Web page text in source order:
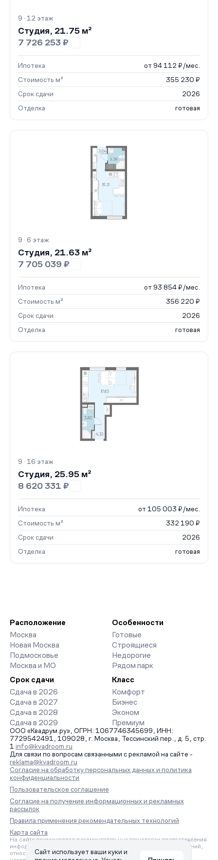
9 · 12 этаж
Студия, 21.75 м²
7 726 253 ₽
Ипотека
от 94 112 ₽/мес.
Стоимость м²
355 230 ₽
Срок сдачи
2026
Отделка
готовая
9 · 6 этаж
Студия, 21.63 м²
7 705 039 ₽
Ипотека
от 93 854 ₽/мес.
Стоимость м²
356 220 ₽
Срок сдачи
2026
Отделка
готовая
9 · 16 этаж
Студия, 25.95 м²
8 620 331 ₽
Ипотека
от 105 003 ₽/мес.
Стоимость м²
332 190 ₽
Срок сдачи
2026
Отделка
готовая
Расположение
Москва
Новая Москва
Подмосковье
Москва и МО
Особенности
Готовые
Строящиеся
Недорогие
Рядом парк
Срок сдачи
Сдача в 2026
Сдача в 2027
Сдача в 2028
Сдача в 2029
Класс
Комфорт
Бизнес
Эконом
Премиум
ООО «Квадрум.ру», ОГРН: 1067746345699, ИНН:
7729542491, 109028, г. Москва, Тессинский пер., д. 5, стр.
1 info@kvadroom.ru
Для связи по вопросам связанными с рекламой на сайте -
reklama@kvadroom.ru
Согласие на обработку персональных данных и политика
конфиденциальности
Пользовательское соглашение
Согласие на получение информационных и рекламных
рассылок
Правила применения рекомендательных технологий
Карта сайта
На сайте применяются рекомендательные технологии предоставления
информации на основе сбора, систематизации и анализа сведений,
относящихся к предпочтениям пользователей сети «Интернет»,
Сайт использует ваши куки и